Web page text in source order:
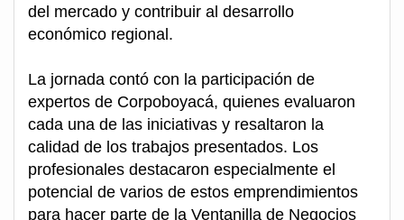
del mercado y contribuir al desarrollo
económico regional.
La jornada contó con la participación de
expertos de Corpoboyacá, quienes evaluaron
cada una de las iniciativas y resaltaron la
calidad de los trabajos presentados. Los
profesionales destacaron especialmente el
potencial de varios de estos emprendimientos
para hacer parte de la Ventanilla de Negocios